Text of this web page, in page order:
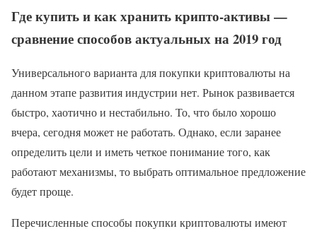
Где купить и как хранить крипто-активы —
сравнение способов актуальных на 2019 год
Универсального варианта для покупки криптовалюты на
данном этапе развития индустрии нет. Рынок развивается
быстро, хаотично и нестабильно. То, что было хорошо
вчера, сегодня может не работать. Однако, если заранее
определить цели и иметь четкое понимание того, как
работают механизмы, то выбрать оптимальное предложение
будет проще.
Перечисленные способы покупки криптовалюты имеют